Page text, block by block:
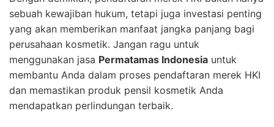
sebuah kewajiban hukum, tetapi juga investasi penting
yang akan memberikan manfaat jangka panjang bagi
perusahaan kosmetik. Jangan ragu untuk
menggunakan jasa Permatamas Indonesia untuk
membantu Anda dalam proses pendaftaran merek HKI
dan memastikan produk pensil kosmetik Anda
mendapatkan perlindungan terbaik.